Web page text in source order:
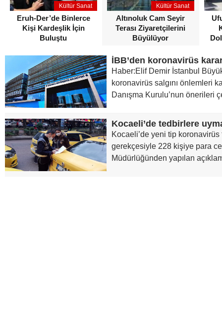
Kültür Sanat
Eruh-Der’de Binlerce
Kişi Kardeşlik İçin
Buluştu
Kültür Sanat
Altınoluk Cam Seyir
Terası Ziyaretçilerini
Büyülüyor
İBB’den koronavirüs
Haber:Elif Demir İstanbul
koronavirüs salgını önlemleri
Danışma Kurulu’nun önerileri
Kocaeli’de yeni tip koronavirüs
gerekçesiyle 228 kişiye para
Müdürlüğünden yapılan